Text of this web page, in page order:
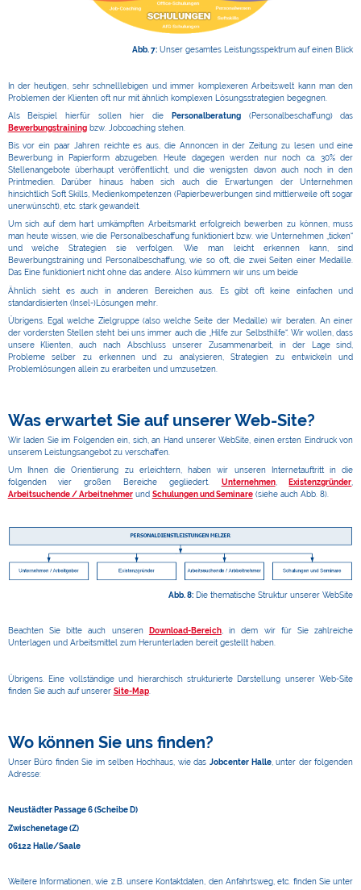
Abb. 7: Unser gesamtes Leistungsspektrum auf einen Blick
In der heutigen, sehr schnelllebigen und immer komplexeren Arbeitswelt kann man den
Problemen der Klienten oft nur mit ähnlich komplexen Lösungsstrategien begegnen.
Als Beispiel hierfür sollen hier die Personalberatung(Personalbeschaffung) das
Bewerbungstrainingbzw. Jobcoaching stehen.
Bis vor ein paar Jahren reichte es aus, die Annoncen in der Zeitung zu lesen und eine
Bewerbung in Papierform abzugeben. Heute dagegen werden nur noch ca. 30% der
Stellenangebote überhaupt veröffentlicht, und die wenigsten davon auch noch in den
Printmedien. Darüber hinaus haben sich auch die Erwartungen der Unternehmen
hinsichtlich Soft Skills, Medienkompetenzen (Papierbewerbungen sind mittlerweile oft sogar
unerwünscht), etc. stark gewandelt.
Um sich auf dem hart umkämpften Arbeitsmarkt erfolgreich bewerben zu können, muss
man heute wissen, wie die Personalbeschaffung funktioniert bzw. wie Unternehmen „ticken“
und welche Strategien sie verfolgen. Wie man leicht erkennen kann, sind
Bewerbungstraining und Personalbeschaffung, wie so oft, die zwei Seiten einer Medaille.
Das Eine funktioniert nicht ohne das andere. Also kümmern wir uns um beide
Ähnlich sieht es auch in anderen Bereichen aus. Es gibt oft keine einfachen und
standardisierten (Insel-)Lösungen mehr.
Übrigens. Egal welche Zielgruppe (also welche Seite der Medaille) wir beraten. An einer
der vordersten Stellen steht bei uns immer auch die „Hilfe zur Selbsthilfe“. Wir wollen, dass
unsere Klienten, auch nach Abschluss unserer Zusammenarbeit, in der Lage sind,
Probleme selber zu erkennen und zu analysieren, Strategien zu entwickeln und
Problemlösungen allein zu erarbeiten und umzusetzen.
Was erwartet Sie auf unserer Web-Site?
Wir laden Sie im Folgenden ein, sich, an Hand unserer WebSite, einen ersten Eindruck von
unserem Leistungsangebot zu verschaffen.
Um Ihnen die Orientierung zu erleichtern, haben wir unseren Internetauftritt in die
folgenden vier großen Bereiche gegliedert. Unternehmen, Existenzgründer,
Arbeitsuchende / Arbeitnehmerund Schulungen und Seminare(siehe auch Abb. 8).
Abb. 8: Die thematische Struktur unserer WebSite
Beachten Sie bitte auch unseren Download-Bereich, in dem wir für Sie zahlreiche
Unterlagen und Arbeitsmittel zum Herunterladen bereit gestellt haben.
Übrigens. Eine vollständige und hierarchisch strukturierte Darstellung unserer Web-Site
finden Sie auch auf unserer Site-Map.
Wo können Sie uns finden?
Unser Büro finden Sie im selben Hochhaus, wie dasJobcenter Halle, unter der folgenden
Adresse:
Neustädter Passage 6 (Scheibe D)
Zwischenetage (Z)
06122 Halle/Saale
Weitere Informationen, wie z.B. unsere Kontaktdaten, den Anfahrtsweg, etc. finden Sie unter